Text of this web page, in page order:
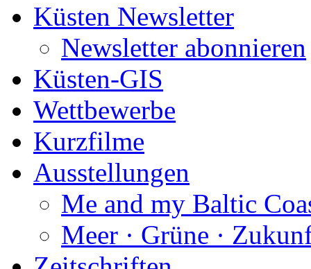
Küsten Newsletter
Newsletter abonnieren
Küsten-GIS
Wettbewerbe
Kurzfilme
Ausstellungen
Me and my Baltic
Meer · Grüne ·